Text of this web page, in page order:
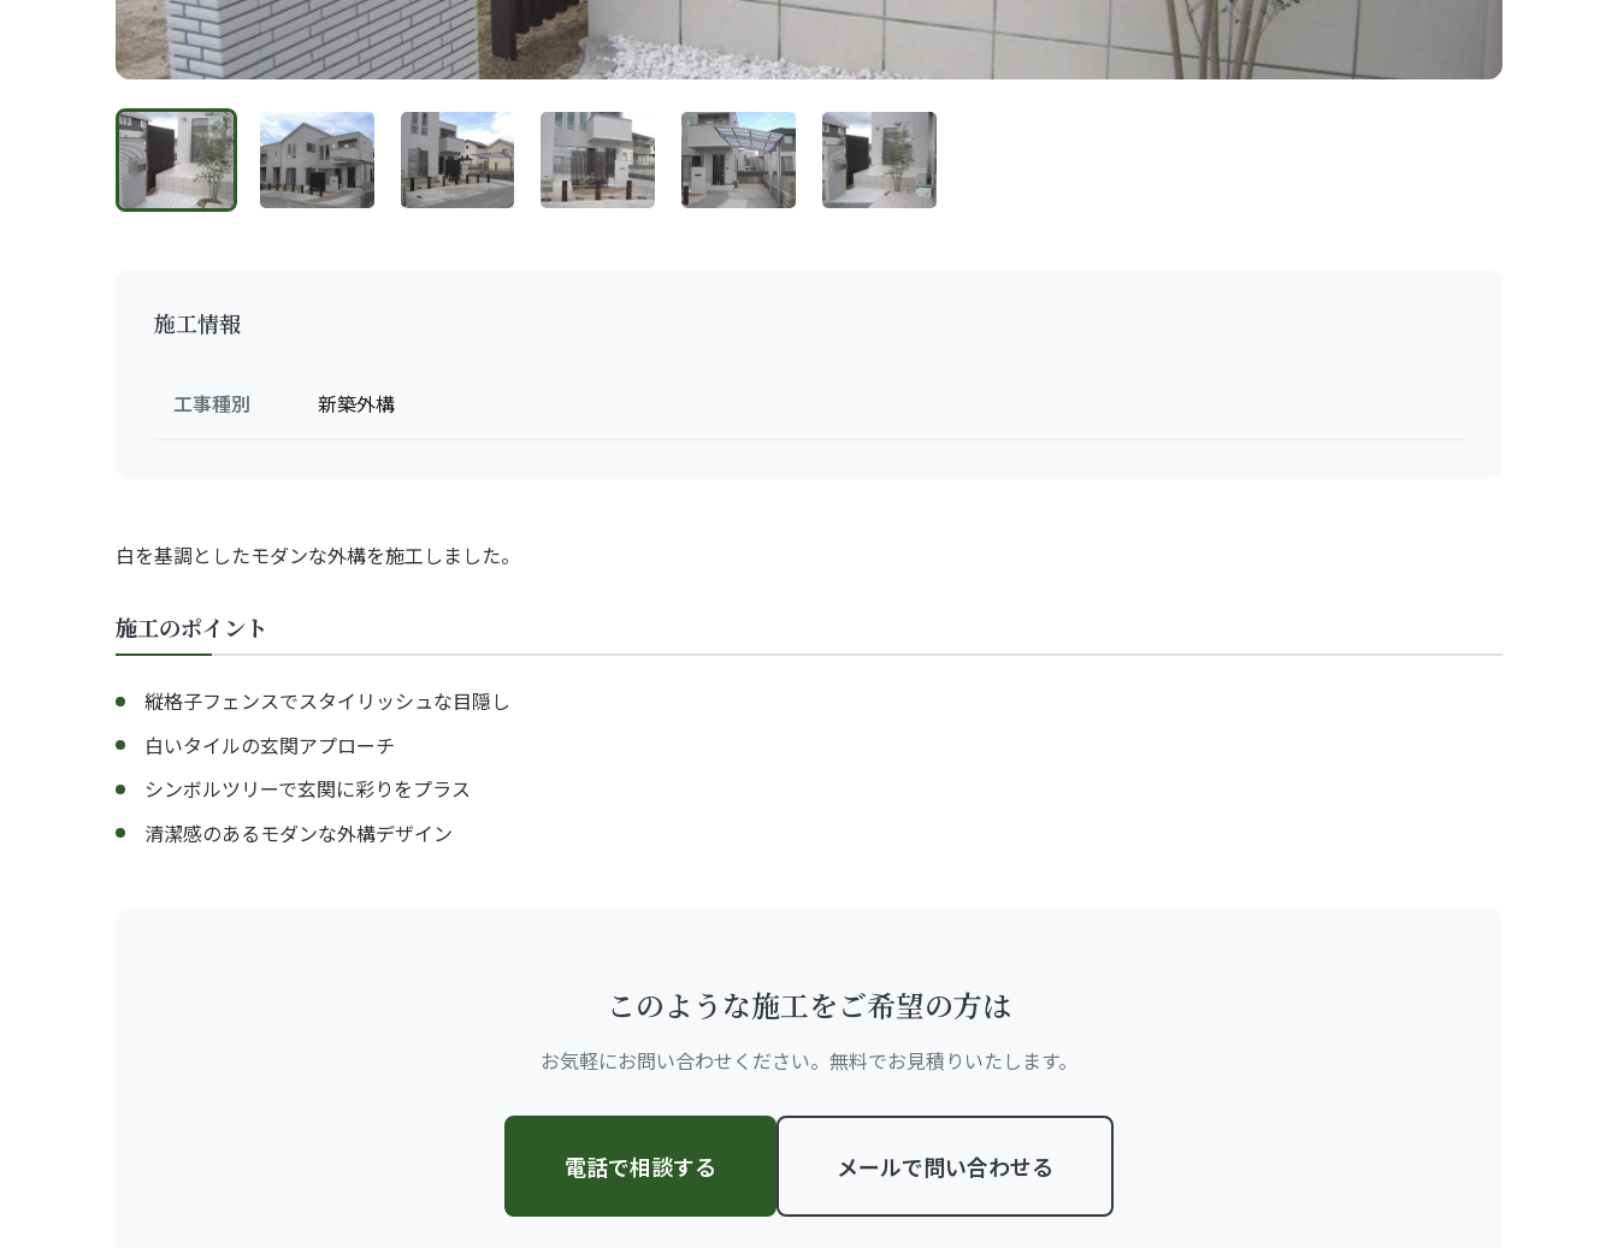
施工情報
工事種別 新築外構
白を基調としたモダンな外構を施工しました。
施工のポイント
縦格子フェンスでスタイリッシュな目隠し
白いタイルの玄関アプローチ
シンボルツリーで玄関に彩りをプラス
清潔感のあるモダンな外構デザイン
このような施工をご希望の方は
お気軽にお問い合わせください。無料でお見積りいたします。
電話で相談する メールで問い合わせる